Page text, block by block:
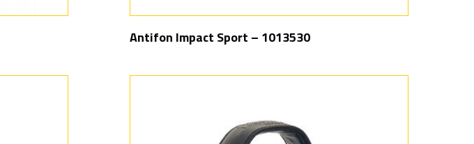
Antifon Impact Sport – 1013530